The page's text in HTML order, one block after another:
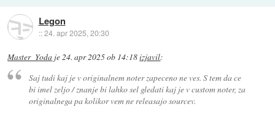
Legon
::24. apr 2025, 20:30
Master_Yoda je24. apr 2025 ob 14:18izjavil:
Saj tudi kaj je v originalnem noter zapeceno ne ves. S tem da ce
bi imel zeljo / znanje bi lahko sel gledati kaj je v custom noter, za
originalnega pa kolikor vem ne releasajo sourcev.